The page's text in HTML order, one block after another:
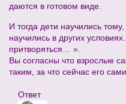
даются в готовом виде.
И тогда дети научились
научились в других
притворяться… ».
Вы согласны что взрослые
таким, за что сейчас его
Ответ